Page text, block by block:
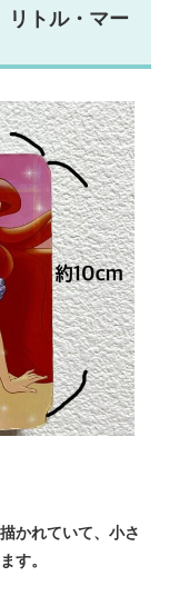
トル・マー
かれていて、小さ
す。